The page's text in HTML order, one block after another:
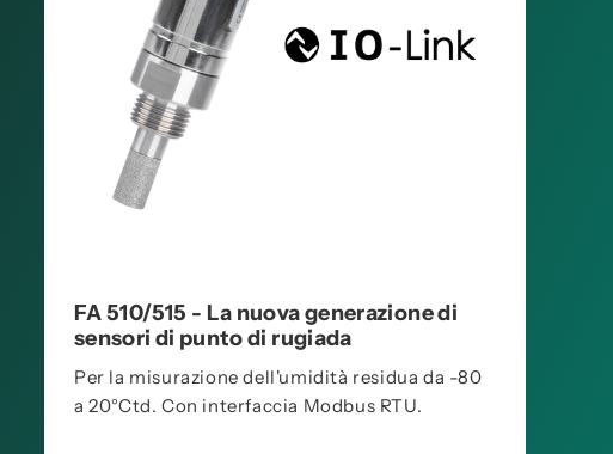
FA 510/515 - La nuova generazione di
sensori di punto di rugiada
Per la misurazione dell'umidità residua da -80
a 20°Ctd. Con interfaccia Modbus RTU.